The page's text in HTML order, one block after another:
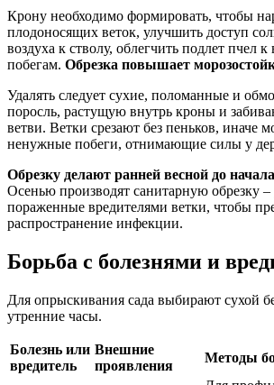
Крону необходимо формировать, чтобы
плодоносящих веток, улучшить доступ
воздуха к стволу, облегчить подлет пчел
побегам. Обрезка повышает
Удалять следует сухие, поломанные и
поросль, растущую внутрь кроны и
ветви. Ветки срезают без пеньков, иначе
ненужные побеги, отнимающие силы у
Обрезку делают ранней весной до
Осенью производят санитарную обрезку
пораженные вредителями ветки, чтобы
распространение инфекции.
Борьба с болезнями и
Для опрыскивания сада выбирают сухой
утренние часы.
Болезнь или
вредитель
Внешние
проявления
Методы